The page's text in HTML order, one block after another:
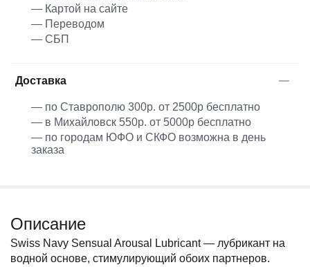
— Картой на сайте
— Переводом
— СБП
Доставка
— по Ставрополю 300р. от 2500р бесплатно
— в Михайловск 550р. от 5000р бесплатно
— по городам ЮФО и СКФО возможна в день
заказа
Описание
Swiss Navy Sensual Arousal Lubricant — лубрикант на
водной основе, стимулирующий обоих партнеров.